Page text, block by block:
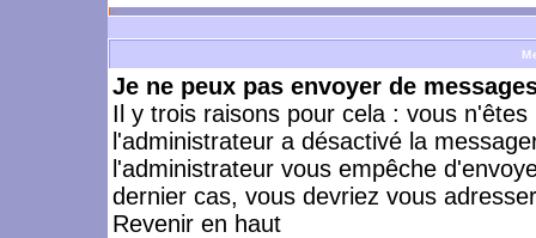
Je ne peux pas envoyer de
Il y trois raisons pour cela : vous
l'administrateur a désactivé la
l'administrateur vous empêche
dernier cas, vous devriez vous
Revenir en haut